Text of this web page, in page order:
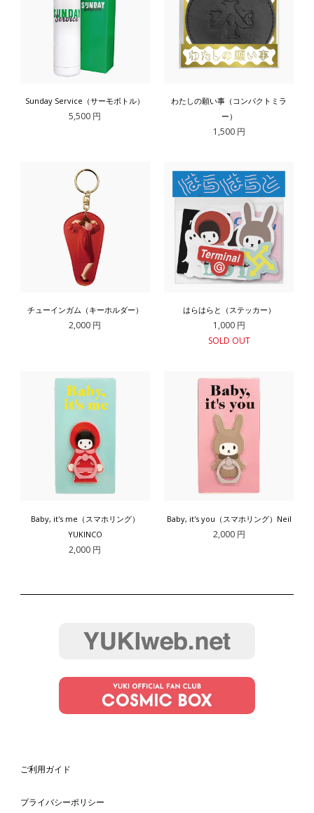
Sunday Service（サーモボトル）
5,500 円
わたしの願い事（コンパクトミラ
ー）
1,500 円
チューインガム（キーホルダー）
2,000 円
はらはらと（ステッカー）
1,000 円
SOLD OUT
Baby, it's me（スマホリング）
YUKINCO
2,000 円
Baby, it's you（スマホリング）Neil
2,000 円
ご利用ガイド
プライバシーポリシー